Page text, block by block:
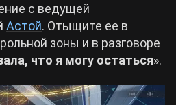
с ведущей
Астой. Отыщите ее в
зоны и в разговоре
что я могу остаться».